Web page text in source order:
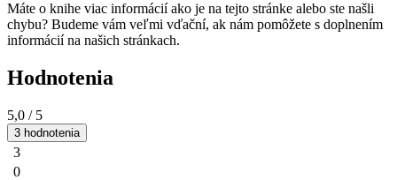
Máte o knihe viac informácií ako je na tejto stránke alebo ste našli
chybu? Budeme vám veľmi vďační, ak nám pomôžete s doplnením
informácií na našich stránkach.
Hodnotenia
5,0 / 5
3 hodnotenia
3
0